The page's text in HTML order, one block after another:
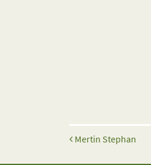
Beitrags-
Mertin Stephan